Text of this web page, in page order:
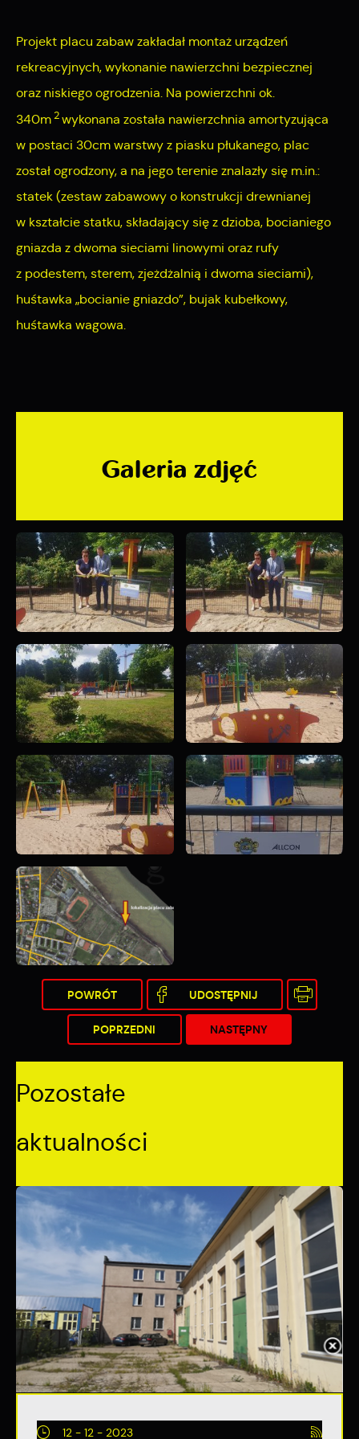
Projekt placu zabaw zakładał montaż urządzeń
rekreacyjnych, wykonanie nawierzchni bezpiecznej
oraz niskiego ogrodzenia. Na powierzchni ok.
340m2wykonana została nawierzchnia amortyzująca
w postaci 30cm warstwy z piasku płukanego, plac
został ogrodzony, a na jego terenie znalazły się m.in.:
statek (zestaw zabawowy o konstrukcji drewnianej
w kształcie statku, składający się z dzioba, bocianiego
gniazda z dwoma sieciami linowymi oraz rufy
z podestem, sterem, zjeżdżalnią i dwoma sieciami),
huśtawka „bocianie gniazdo”, bujak kubełkowy,
huśtawka wagowa.
Galeria zdjęć
POWRÓT UDOSTĘPNIJ
POPRZEDNI NASTĘPNY
Pozostałe
aktualności
12 - 12 - 2023
zakresie wykorzystywania witryny internetowej, miejsca oraz
Dane pozwalają nam na ocenę naszych serwisów
internetowych pod względem ich popularności wśród
użytkowników. Zgromadzone informacje są przetwarzane w
formie zanonimizowanej. Wyrażenie zgody na analityczne pliki
cookies gwarantuje dostępność wszystkich funkcjonalności.
Reklamowe
najciekawsze informacje i aktualności na stronach naszych
partnerów.
Promocyjne pliki cookies służą do prezentowania Ci naszych
komunikatów na podstawie analizy Twoich upodobań oraz
stronach podmiotów trzecich lub firm będących naszymi
partnerami oraz innych dostawców usług. Firmy te działają w
charakterze pośredników prezentujących nasze treści w
Więcej